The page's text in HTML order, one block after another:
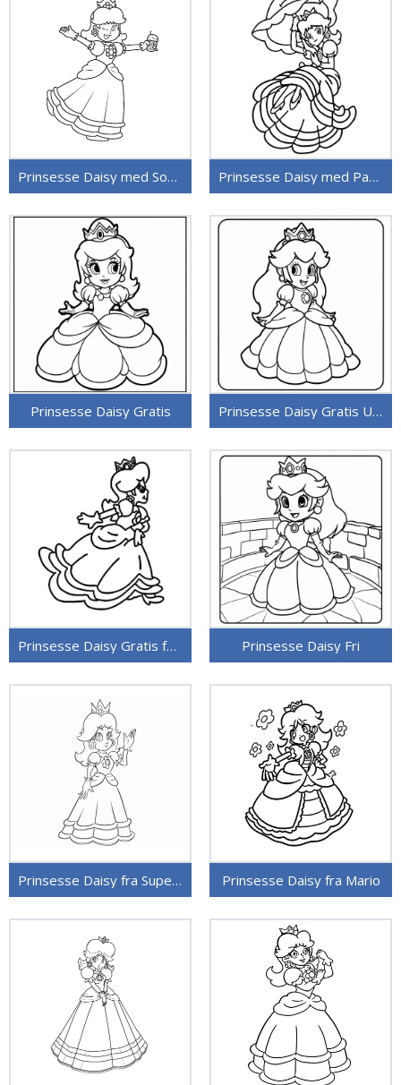
Prinsesse Daisy med Soppp Prinsesse Daisy med Paraply
Prinsesse Daisy Gratis Prinsesse Daisy Gratis Utskriftbar
Prinsesse Daisy Gratis for Barn Prinsesse Daisy Fri
Prinsesse Daisy fra Super Mario Prinsesse Daisy fra Mario